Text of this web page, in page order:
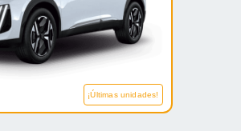
¡Últimas unidades!